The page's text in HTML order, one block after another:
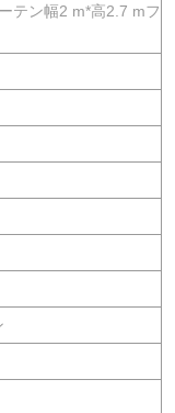
テン幅2 m*高2.7 mフ